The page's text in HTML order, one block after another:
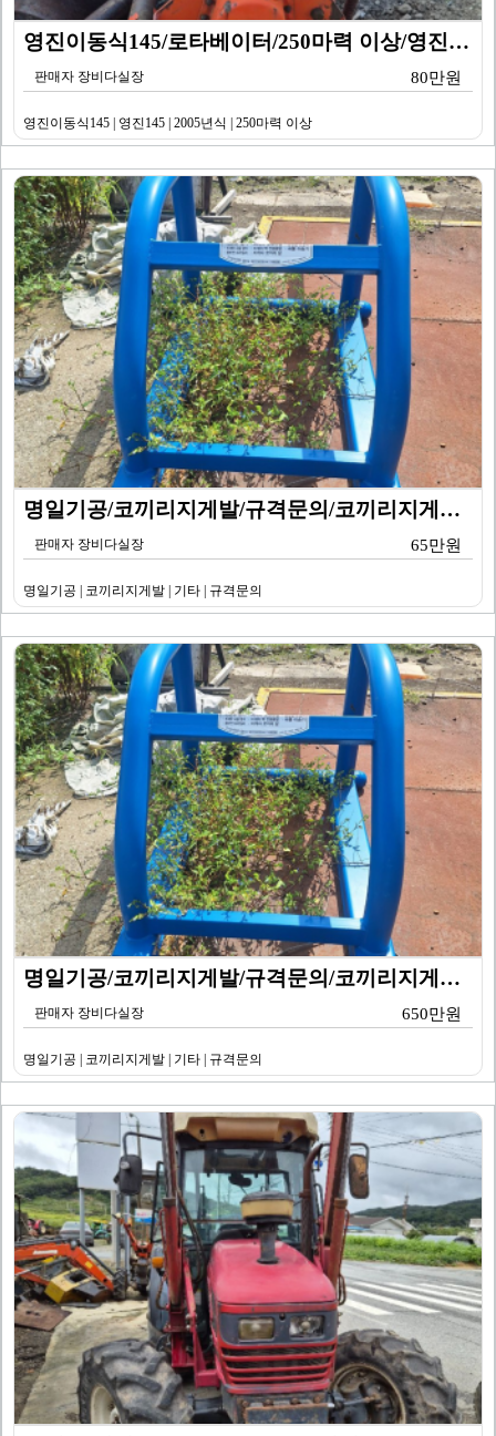
영진이동식145/로타베이터/250마력 이상/영진145/…
판매자 장비다실장 80만원
영진이동식145 | 영진145 | 2005년식 | 250마력 이상
명일기공/코끼리지게발/규격문의/코끼리지게발/기타
판매자 장비다실장 65만원
명일기공 | 코끼리지게발 | 기타 | 규격문의
명일기공/코끼리지게발/규격문의/코끼리지게발/기타
판매자 장비다실장 650만원
명일기공 | 코끼리지게발 | 기타 | 규격문의